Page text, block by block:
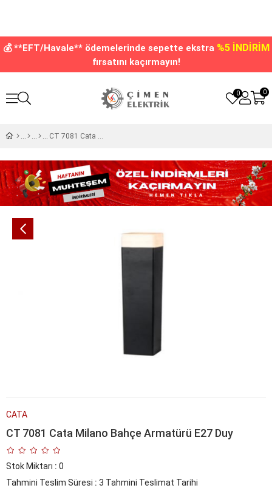
💰 **EFT/Havale** ödemelerinde sepette ekstra %5 İNDİRİM
fırsatını kaçırmayın!
0
0
CT 7081 Cata Milano Bahçe Armatürü E27 Duy
CATA
CT 7081 Cata Milano Bahçe Armatürü E27 Duy
Stok Miktarı : 0
Tahmini Teslim Süresi : 3 Tahmini Teslimat Tarihi